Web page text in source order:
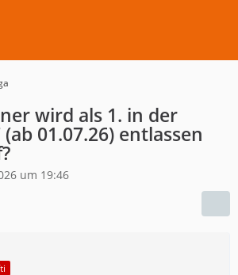
wird als 1. in der
01.07.26) entlassen
um 19:46